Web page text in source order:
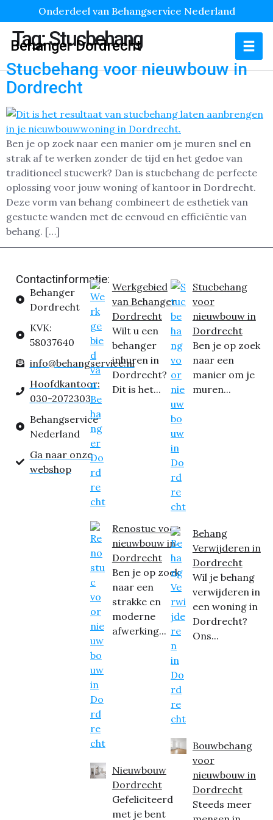
Onderdeel van Behangservice Nederland
Behanger Dordrecht
Tag:Stucbehang
Stucbehang voor nieuwbouw in
Dordrecht
Ben je op zoek naar een manier om je muren snel en
strak af te werken zonder de tijd en het gedoe van
traditioneel stucwerk? Dan is stucbehang de perfecte
oplossing voor jouw woning of kantoor in Dordrecht.
Deze vorm van behang combineert de esthetiek van
gestucte wanden met de eenvoud en efficiëntie van
behang. […]
Contactinformatie:
Behanger
Dordrecht
KVK:
58037640
info@behangservice.nl
Hoofdkantoor:
030-2072303
Behangservice
Nederland
Ga naar onze
webshop
Werkgebied
van Behanger
Dordrecht
Wilt u een
behanger
inhuren in
Dordrecht?
Dit is het...
Renostuc voor
nieuwbouw in
Dordrecht
Ben je op zoek
naar een
strakke en
moderne
afwerking...
Nieuwbouw
Dordrecht
Gefeliciteerd
met je bent
Stucbehang
voor
nieuwbouw in
Dordrecht
Ben je op zoek
naar een
manier om je
muren...
Behang
Verwijderen in
Dordrecht
Wil je behang
verwijderen in
een woning in
Dordrecht?
Ons...
Bouwbehang
voor
nieuwbouw in
Dordrecht
Steeds meer